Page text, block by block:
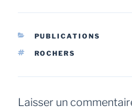
CATÉGORIES
PUBLICATIONS
ÉTIQUETTES
ROCHERS
Laisser un